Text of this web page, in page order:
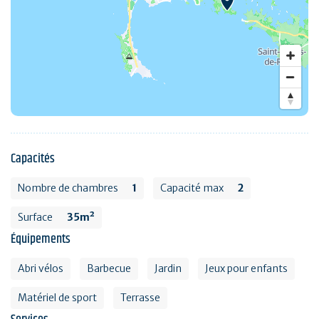
Capacités
Nombre de chambres 1 Capacité max 2
Surface 35m²
Équipements
Abri vélos Barbecue Jardin Jeux pour enfants
Matériel de sport Terrasse